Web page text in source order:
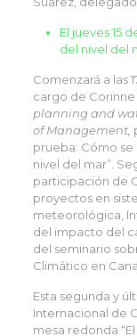
El jueves 15
del nivel del
Comenzará a las
cargo de Corinne
planning and
of Management,
prueba: Cómo se
nivel del mar”.
participación de
proyectos en
meteorológica,
del impacto del
del seminario
Climático en
Esta segunda y
Internacional de
mesa redonda